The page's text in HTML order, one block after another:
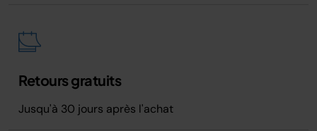
Retours gratuits
Jusqu'à 30 jours après l'achat